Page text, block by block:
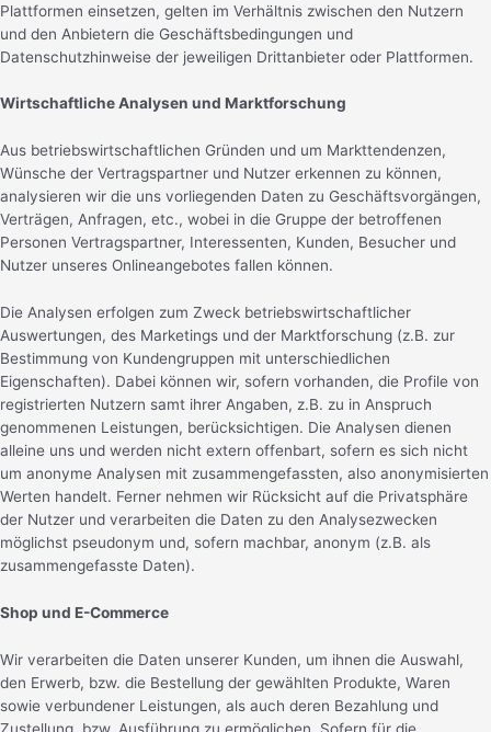
Plattformen einsetzen, gelten im Verhältnis zwischen den Nutzern
und den Anbietern die Geschäftsbedingungen und
Datenschutzhinweise der jeweiligen Drittanbieter oder Plattformen.
Wirtschaftliche Analysen und Marktforschung
Aus betriebswirtschaftlichen Gründen und um Markttendenzen,
Wünsche der Vertragspartner und Nutzer erkennen zu können,
analysieren wir die uns vorliegenden Daten zu Geschäftsvorgängen,
Verträgen, Anfragen, etc., wobei in die Gruppe der betroffenen
Personen Vertragspartner, Interessenten, Kunden, Besucher und
Nutzer unseres Onlineangebotes fallen können.
Die Analysen erfolgen zum Zweck betriebswirtschaftlicher
Auswertungen, des Marketings und der Marktforschung (z.B. zur
Bestimmung von Kundengruppen mit unterschiedlichen
Eigenschaften). Dabei können wir, sofern vorhanden, die Profile von
registrierten Nutzern samt ihrer Angaben, z.B. zu in Anspruch
genommenen Leistungen, berücksichtigen. Die Analysen dienen
alleine uns und werden nicht extern offenbart, sofern es sich nicht
um anonyme Analysen mit zusammengefassten, also anonymisierten
Werten handelt. Ferner nehmen wir Rücksicht auf die Privatsphäre
der Nutzer und verarbeiten die Daten zu den Analysezwecken
möglichst pseudonym und, sofern machbar, anonym (z.B. als
zusammengefasste Daten).
Shop und E-Commerce
Wir verarbeiten die Daten unserer Kunden, um ihnen die Auswahl,
den Erwerb, bzw. die Bestellung der gewählten Produkte, Waren
sowie verbundener Leistungen, als auch deren Bezahlung und